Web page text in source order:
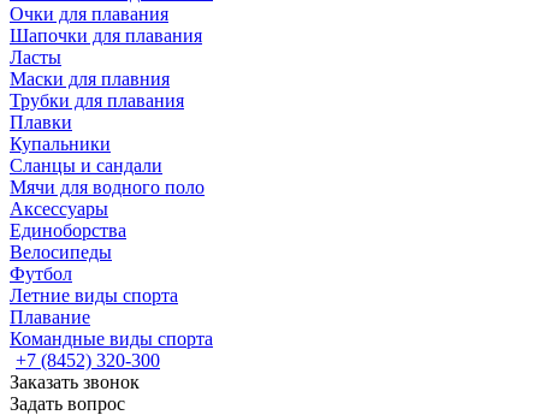
Очки для плавания
Шапочки для плавания
Ласты
Маски для плавния
Трубки для плавания
Плавки
Купальники
Сланцы и сандали
Мячи для водного поло
Аксессуары
Единоборства
Велосипеды
Футбол
Летние виды спорта
Плавание
Командные виды спорта
+7 (8452) 320-300
Заказать звонок
Задать вопрос